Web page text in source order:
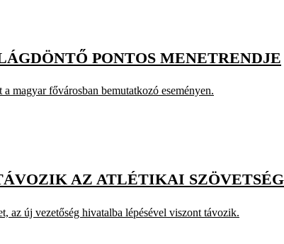
PONTOS MENETRENDJE
magyar fővárosban bemutatkozó eseményen.
AZ ATLÉTIKAI
az új vezetőség hivatalba lépésével viszont távozik.